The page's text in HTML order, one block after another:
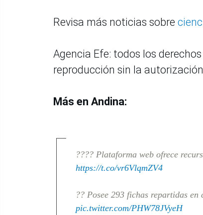
Revisa más noticias sobre
Agencia Efe: todos los
reproducción sin la
Más en Andina:
???? Plataforma web ofrece
https://t.co/vr6VlqmZV4
?? Posee 293 fichas repartidas
pic.twitter.com/PHW78JVyeH